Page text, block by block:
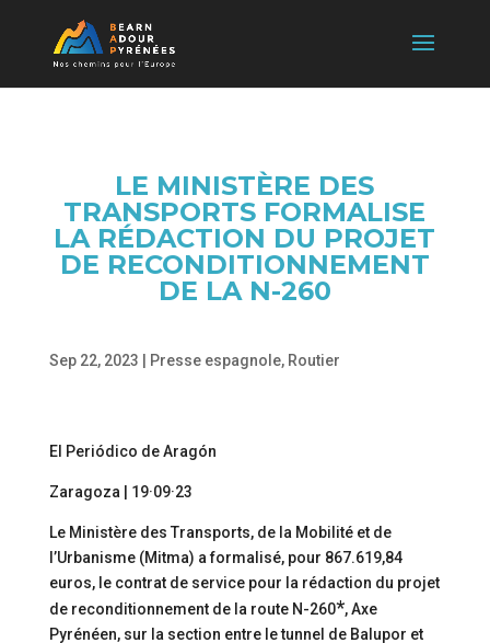
LE MINISTÈRE DES
TRANSPORTS FORMALISE
LA RÉDACTION DU PROJET
DE RECONDITIONNEMENT
DE LA N-260
Sep 22, 2023 Presse espagnole, Routier
El Periódico de Aragón
Zaragoza | 19·09·23
Le Ministère des Transports, de la Mobilité et de
l’Urbanisme (Mitma) a formalisé, pour 867.619,84
euros, le contrat de service pour la rédaction du projet
de reconditionnement de la route N-260*, Axe
Pyrénéen, sur la section entre le tunnel de Balupor et